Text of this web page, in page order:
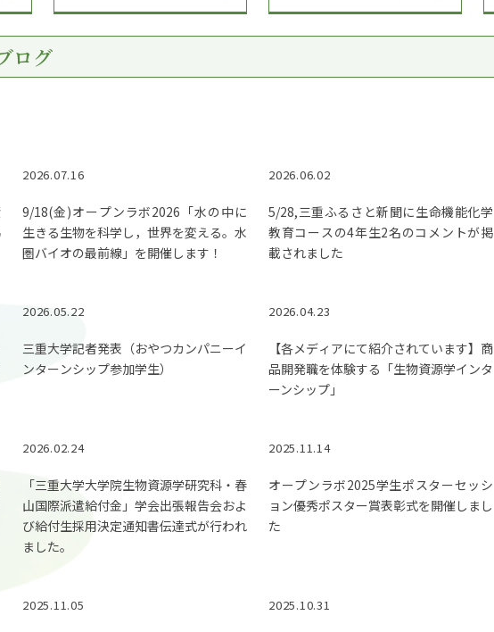
© 2023 Mie University.
ログ
2026.07.16
9/18(金)オープンラボ2026「水の中に
生きる生物を科学し，世界を変える。水
圏バイオの最前線」を開催します！
2026.06.02
5/28,三重ふるさと新聞に生命機能化学
教育コースの4年生2名のコメントが掲
載されました
2026.05.22
三重大学記者発表（おやつカンパニーイ
ンターンシップ参加学生）
2026.04.23
【各メディアにて紹介されています】商
品開発職を体験する「生物資源学インタ
ーンシップ」
2026.02.24
「三重大学大学院生物資源学研究科・春
山国際派遣給付金」学会出張報告会およ
び給付生採用決定通知書伝達式が行われ
ました。
2025.11.14
オープンラボ2025学生ポスターセッシ
ョン優秀ポスター賞表彰式を開催しまし
た
2025.11.05 2025.10.31